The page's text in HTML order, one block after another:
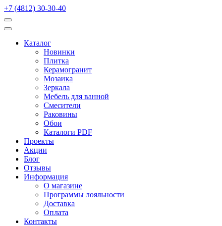
+7 (4812) 30-30-40
Каталог
Новинки
Плитка
Керамогранит
Мозаика
Зеркала
Мебель для ванной
Смесители
Раковины
Обои
Каталоги PDF
Проекты
Акции
Блог
Отзывы
Информация
О магазине
Программы лояльности
Доставка
Оплата
Контакты